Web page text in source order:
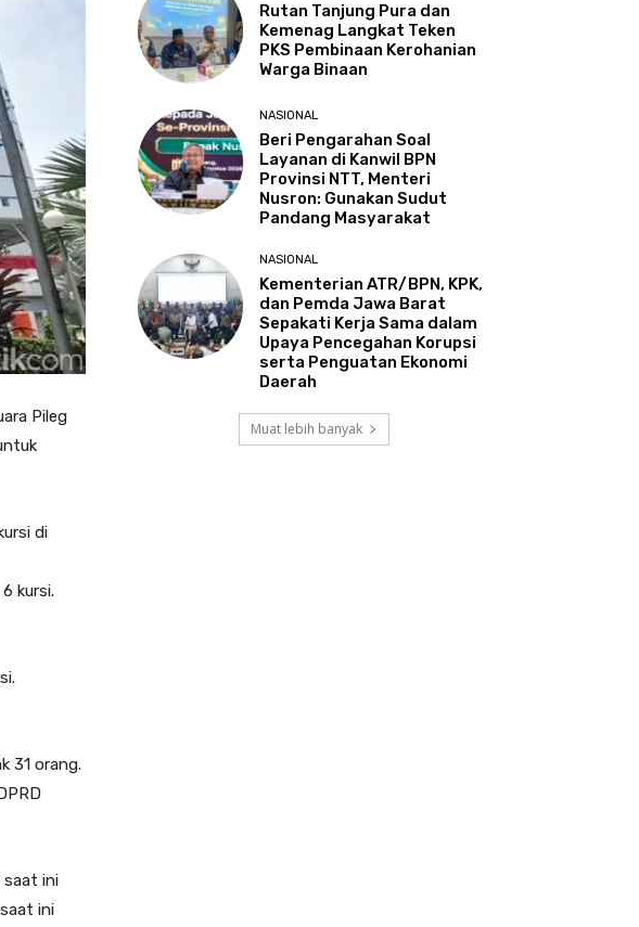
Pileg
di
kursi.
31 orang.
saat ini
ini
Rutan Tanjung Pura dan
Kemenag Langkat Teken
PKS Pembinaan Kerohanian
Warga Binaan
NASIONAL
Beri Pengarahan Soal
Layanan di Kanwil BPN
Provinsi NTT, Menteri
Nusron: Gunakan Sudut
Pandang Masyarakat
NASIONAL
Kementerian ATR/BPN, KPK,
dan Pemda Jawa Barat
Sepakati Kerja Sama dalam
Upaya Pencegahan Korupsi
serta Penguatan Ekonomi
Daerah
Muat lebih banyak